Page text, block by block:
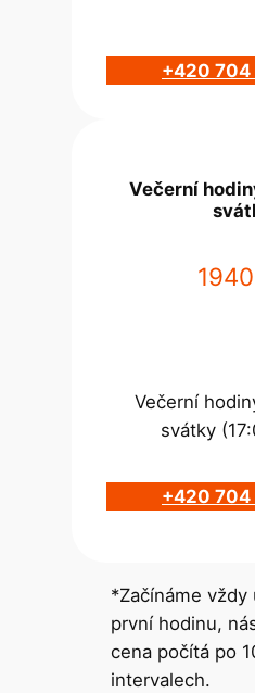
+420 704
Večerní
Večerní
svátky
+420 704
*Začínáme
první hodinu,
cena počítá po
intervalech.